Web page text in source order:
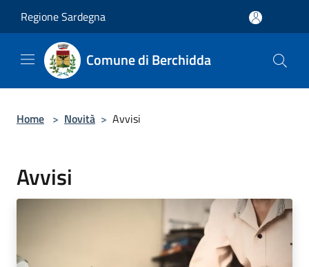
Regione Sardegna
Comune di Berchidda
Home > Novità > Avvisi
Avvisi